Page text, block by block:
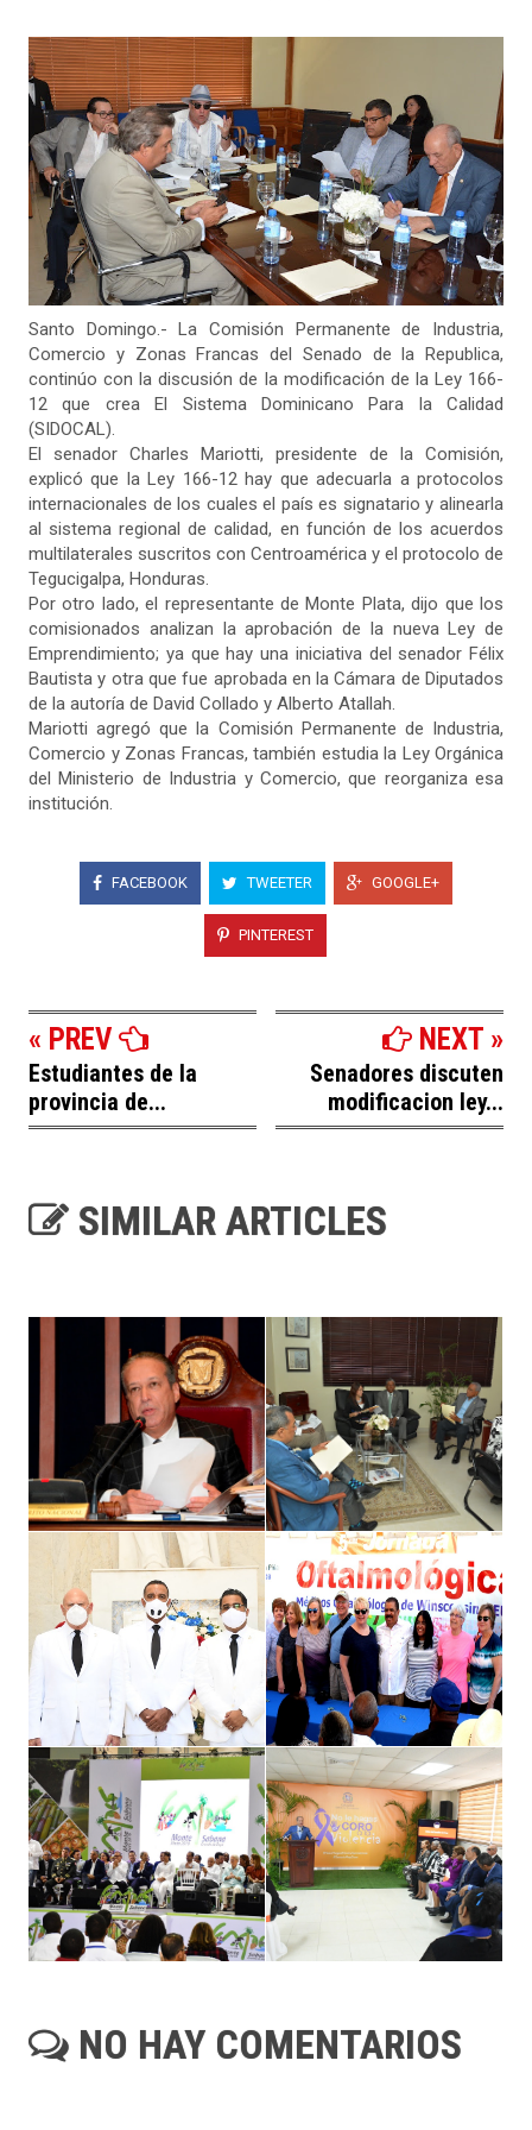
Santo Domingo.- La Comisión Permanente de Industria,
Comercio y Zonas Francas del Senado de la Republica,
continúo con la discusión de la modificación de la Ley 166-
12 que crea El Sistema Dominicano Para la Calidad
(SIDOCAL).
El senador Charles Mariotti, presidente de la Comisión,
explicó que la Ley 166-12 hay que adecuarla a protocolos
internacionales de los cuales el país es signatario y alinearla
al sistema regional de calidad, en función de los acuerdos
multilaterales suscritos con Centroamérica y el protocolo de
Tegucigalpa, Honduras.
Por otro lado, el representante de Monte Plata, dijo que los
comisionados analizan la aprobación de la nueva Ley de
Emprendimiento; ya que hay una iniciativa del senador Félix
Bautista y otra que fue aprobada en la Cámara de Diputados
de la autoría de David Collado y Alberto Atallah.
Mariotti agregó que la Comisión Permanente de Industria,
Comercio y Zonas Francas, también estudia la Ley Orgánica
del Ministerio de Industria y Comercio, que reorganiza esa
institución.
FACEBOOK TWEETER GOOGLE+
PINTEREST
« PREV
Estudiantes de la
provincia de...
NEXT »
Senadores discuten
modificacion ley...
SIMILAR ARTICLES
NO HAY COMENTARIOS